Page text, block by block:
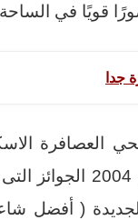
قويًا في الساحة
جدا
حسن مواليد 17/8/87
السويس لعام 2010